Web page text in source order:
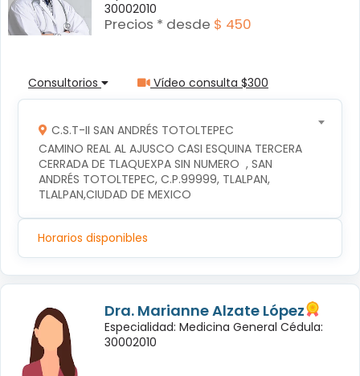
30002010
Precios * desde $ 450
Consultorios Vídeo consulta $300
C.S.T-II SAN ANDRÉS TOTOLTEPEC
CAMINO REAL AL AJUSCO CASI ESQUINA TERCERA
CERRADA DE TLAQUEXPA SIN NUMERO  , SAN
ANDRÉS TOTOLTEPEC, C.P.99999, TLALPAN,
TLALPAN,CIUDAD DE MEXICO
Horarios disponibles
Dra. Marianne Alzate López
Especialidad: Medicina General Cédula:
30002010